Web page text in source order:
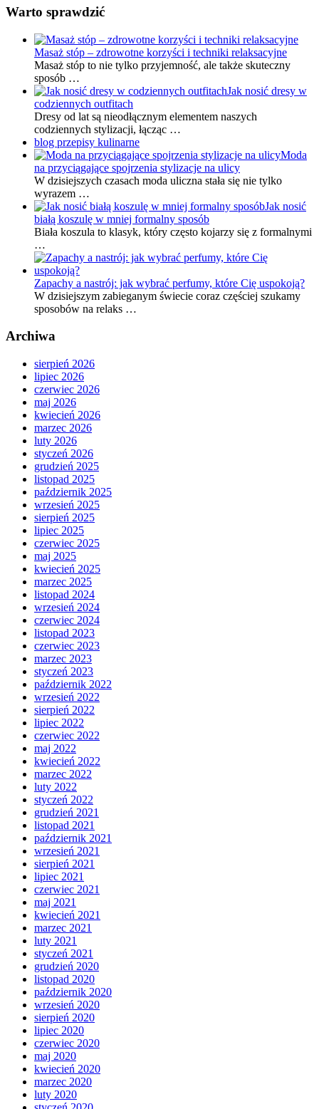
Warto sprawdzić
Masaż stóp – zdrowotne korzyści i techniki relaksacyjne
Masaż stóp to nie tylko przyjemność, ale także skuteczny
sposób …
Jak nosić dresy w
codziennych outfitach
Dresy od lat są nieodłącznym elementem naszych
codziennych stylizacji, łącząc …
blog przepisy kulinarne
Moda
na przyciągające spojrzenia stylizacje na ulicy
W dzisiejszych czasach moda uliczna stała się nie tylko
wyrazem …
Jak nosić
białą koszulę w mniej formalny sposób
Biała koszula to klasyk, który często kojarzy się z formalnymi
…
Zapachy a nastrój: jak wybrać perfumy, które Cię uspokoją?
W dzisiejszym zabieganym świecie coraz częściej szukamy
sposobów na relaks …
Archiwa
sierpień 2026
lipiec 2026
czerwiec 2026
maj 2026
kwiecień 2026
marzec 2026
luty 2026
styczeń 2026
grudzień 2025
listopad 2025
październik 2025
wrzesień 2025
sierpień 2025
lipiec 2025
czerwiec 2025
maj 2025
kwiecień 2025
marzec 2025
listopad 2024
wrzesień 2024
czerwiec 2024
listopad 2023
czerwiec 2023
marzec 2023
styczeń 2023
październik 2022
wrzesień 2022
sierpień 2022
lipiec 2022
czerwiec 2022
maj 2022
kwiecień 2022
marzec 2022
luty 2022
styczeń 2022
grudzień 2021
listopad 2021
październik 2021
wrzesień 2021
sierpień 2021
lipiec 2021
czerwiec 2021
maj 2021
kwiecień 2021
marzec 2021
luty 2021
styczeń 2021
grudzień 2020
listopad 2020
październik 2020
wrzesień 2020
sierpień 2020
lipiec 2020
czerwiec 2020
maj 2020
kwiecień 2020
marzec 2020
luty 2020